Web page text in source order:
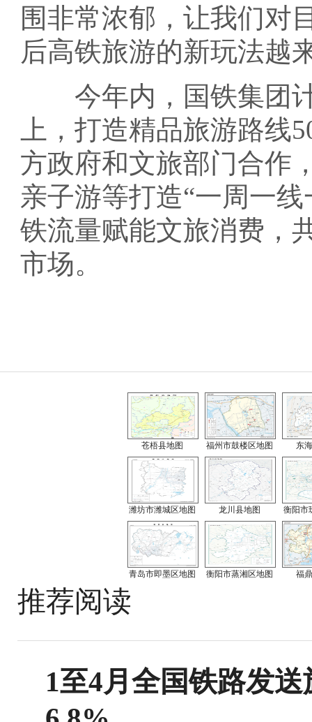
围非常浓郁，让我们对
后高铁旅游的新玩法越
今年内，国铁集团
上，打造精品旅游路线
方政府和文旅部门合作
亲子游等打造“一周一
铁流量赋能文旅消费，
市场。
苍梧县地图 福州市鼓楼区地图 东
潍坊市潍城区地图 龙川县地图 衡阳市
青岛市即墨区地图 衡阳市蒸湘区地图 福
推荐阅读
1至4月全国铁路发